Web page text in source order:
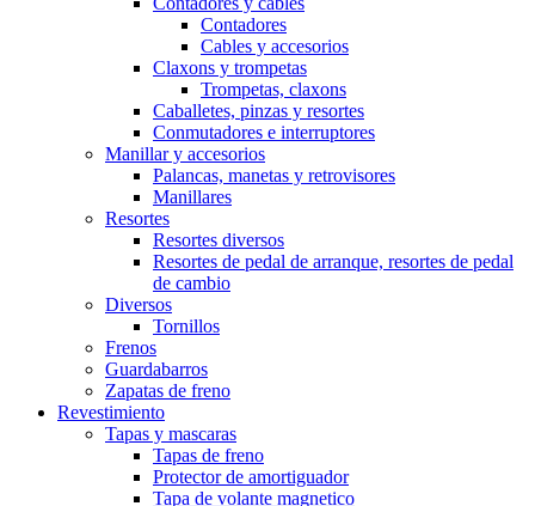
Contadores
Cables y accesorios
Claxons y trompetas
Trompetas, claxons
Caballetes, pinzas y resortes
Conmutadores e interruptores
Manillar y accesorios
Palancas, manetas y retrovisores
Manillares
Resortes
Resortes diversos
Resortes de pedal de arranque, resortes de pedal
de cambio
Diversos
Tornillos
Frenos
Guardabarros
Zapatas de freno
Revestimiento
Tapas y mascaras
Tapas de freno
Protector de amortiguador
Tapa de volante magnetico